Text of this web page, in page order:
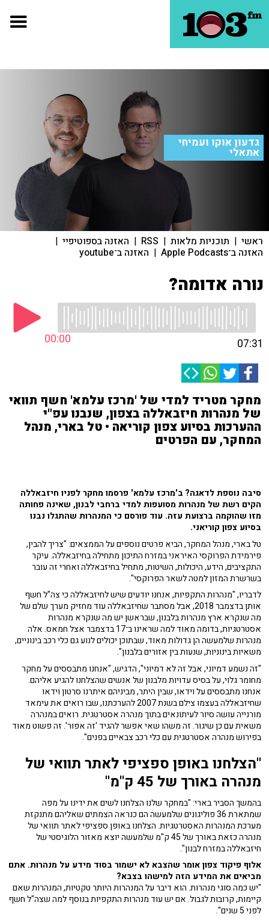
גדעון אוקו ועמיחי
אתאלי
ראשי | תוכניות מלאות |
RSS
| האזנה בספוטיפיי |
האזנה ב־Apple Podcasts | האזנה ב־youtube
נורה אדומה?
00:00 07:31
מחקר מטריד למדי של 'מרכז עלמא' חשף תוואי
של מנהרות חיזבאללה בצפון, שנבנו עפ"י
ההערכות בסיוע צפון קוריאה • טל בארי, מנהל
המחקר, עם הפרטים
סיבה נוספת לדאגה? ב'מרכז עלמא' פרסמו מחקר לפניו חיזבאללה
הקים רשת של מנהרות מסועפות למדי ברחבי לבנון, שאינה פחותה
מזו שהוקמה ברצועת עזה. עוד פורסם כי המנהרות שהתגלו נבנו
בסיוע צפון קוריאני.
טל בארי, מנהל המחקר, הביא פרטים נוספים על הממצאים: "צריך להבין,
פירמידת הפרוקסי האיראני במזרח התיכון מתחילה בחיזבאללה. עיקר
התקציבים, הידע, היכולות, השיטות, מתחיל בחיזבאללה ואחרי זה עובר
בשרשרת המזון למטה לשאר הפרוקסי".
לדבריו, "מנהרות התקפיות, אנחנו יודעים שיש לחיזבאללה כי צה"ל חשף
אותן בדצמבר 2018, אבל מסתבר שחיזבאללה עוד מחזיק מערך שלם של
מה שנקרא ארץ מנהרות בלבנון, שבראשן יש מה שנקרא מנהרות
אסטרטגיות, בדומה מאוד למה שראינו ב־17 בדצמבר אצל חמאס. אלה
מנהרות שלמעשה הן גדולות מאוד, שבתוכן יכולים לנוע גם כלי רכב בינוניים,
משאיות בינוניות, שנעות בין אזורים בלבנון".
"זה נשמע דמיוני, אבל זה לא דמיוני", הדגיש, "אנחנו מתבססים על מחקר
מחומר גלוי, על בסיס עדויות מלבנון של אנשים שהצלחנו להגיע אליהם.
אנחנו מתבססים על וידאו, שבין היתר, מביניהם איתרנו סרטון וידאו
שחיזבאללה בעצמו צילם בשנת 2007 להערכתנו, שבו רואים את עימאד
מורנייה עושה סיור לעיתונאים בתוך מנהרה אסטרטגית. רואים במנהרה
משאית עם כן שיגור. זה משהו שאי אפשר להגיד 'זה אפור'. זה פשוט מאוד
בפירוש מנהרה אסטרטגית עם כלי רכב צבאיים בפנים".
"הצלחנו באופן ספציפי לאתר תוואי של
מנהרה באורך של 45 ק"מ"
בהמשך הסביר בארי: "במחקר שלנו הצלחנו לשים את ידינו על מפה
שמתארת 36 פוליגונים שלמעשה הם כנראה הצמתים שאליהם מתנקזת
מערכת המנהרות האסטרטגיות. הצלחנו באופן ספציפי לאתר תוואי של
מנהרה כזאת באורך של 45 ק"מ שלמעשה יוצא מאזור הלוגיסטי של
חיזבאללה במזרח לבנון".
אלוף פיקוד צפון אומר שהצבא לא ישמור בסוד מידע על מנהרות. אתם
מביאים את המידע הזה למישהו בצבא?
"יש כמה סוגי מנהרות. הוא דיבר על המנהרות היותר טקטיות, המנהרות שאם
קיימות, קרובות לגבול. אם יש עוד מנהרות התקפיות בנוסף למה שצה"ל חשף
לפני 5 שנים".